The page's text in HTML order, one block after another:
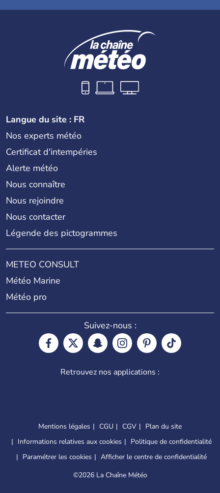
Langue du site : FR
Nos experts météo
Certificat d'intempéries
Alerte météo
Nous connaître
Nous rejoindre
Nous contacter
Légende des pictogrammes
METEO CONSULT
Météo Marine
Météo pro
Suivez-nous :
Retrouvez nos applications :
Mentions légales CGU CGV
Plan du site
Informations relatives aux cookies
Politique de confidentialité
Paramétrer les cookies
Afficher le centre de confidentialité
©2026 La Chaîne Météo